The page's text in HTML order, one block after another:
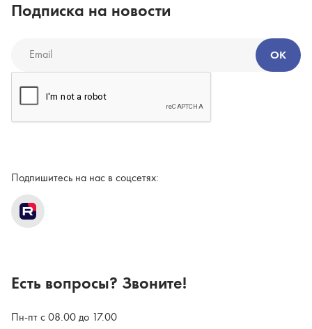
Подписка на новости
ОК
Подпишитесь на нас в соцсетях:
Есть вопросы? Звоните!
Пн-пт с 08.00 до 17.00